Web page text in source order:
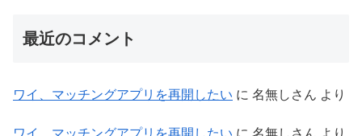
最近のコメント
ワイ、マッチングアプリを再開したい に 名無しさん より
ワイ、マッチングアプリを再開したい に 名無しさん より